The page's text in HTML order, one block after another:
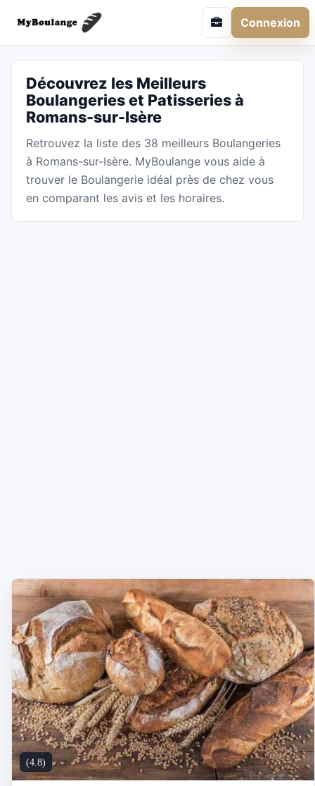
Connexion
Découvrez les Meilleurs
Boulangeries et Patisseries à
Romans-sur-Isère
Retrouvez la liste des 38 meilleurs Boulangeries
à Romans-sur-Isère. MyBoulange vous aide à
trouver le Boulangerie idéal près de chez vous
en comparant les avis et les horaires.
(4.8)